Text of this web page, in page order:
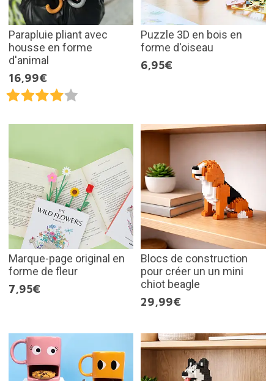
Parapluie pliant avec
housse en forme
d'animal
16,99€
Puzzle 3D en bois en
forme d'oiseau
6,95€
Marque-page original en
forme de fleur
7,95€
Blocs de construction
pour créer un un mini
chiot beagle
29,99€